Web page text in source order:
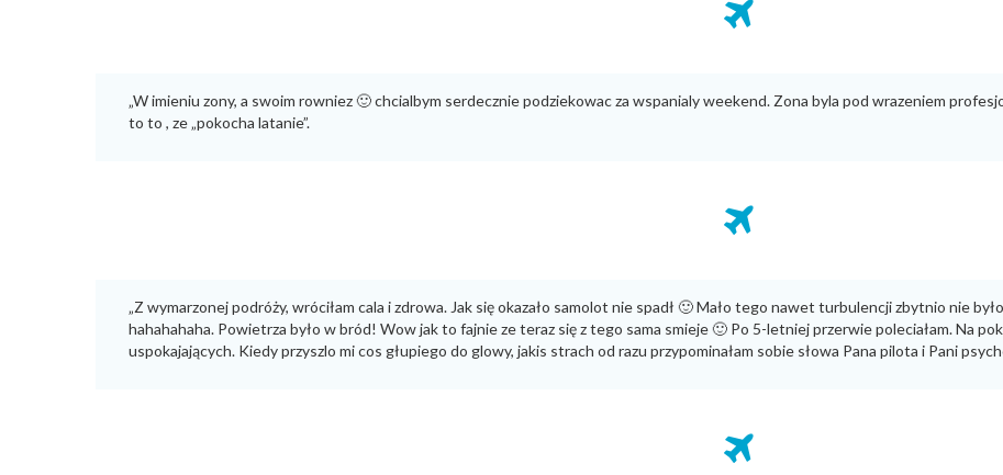
„W imieniu zony, a swoim rowniez 🙂 chcialbym serdecznie podziekowac za wspanialy weekend. Zona byla pod wrazeniem
to to , ze „pokocha latanie”.
„Z wymarzonej podróży, wróciłam cala i zdrowa. Jak się okazało samolot nie spadł 🙂 Mało tego nawet turbulencji zbytnio nie
hahahahaha. Powietrza było w bród! Wow jak to fajnie ze teraz się z tego sama smieje 🙂 Po 5-letniej przerwie poleciałam. Na
uspokajających. Kiedy przyszlo mi cos głupiego do glowy, jakis strach od razu przypominałam sobie słowa Pana pilota i Pani